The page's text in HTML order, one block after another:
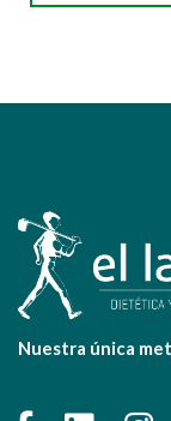
Nuestra única